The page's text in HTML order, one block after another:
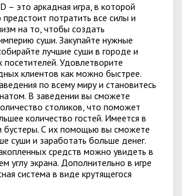
– это аркадная игра, в которой
потратить все силы и
на то, чтобы создать
суши. Закупайте нужные
лучшие суши в городе и
посетителей. Удовлетворите
клиентов как можно быстрее.
по всему миру и становитесь
В заведении вы сможете
столиков, что поможет
количество гостей. Имеется в
бустеры. С их помощью вы сможете
суши и заработать больше денег.
средств можно увидеть в
углу экрана. Дополнительно в игре
система в виде крутящегося